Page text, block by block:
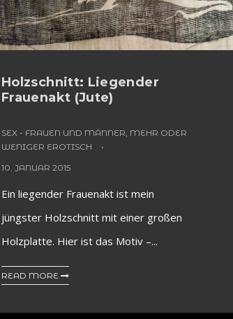
Holzschnitt: Liegender
Frauenakt (Jute)
SEX - FRAUEN UND MÄNNER, MEHR ODER
WENIGER EROTISCH
10. JANUAR 2015
Ein liegender Frauenakt ist mein
jüngster Holzschnitt mit einer großen
Holzplatte. Hier ist das Motiv –...
READ MORE